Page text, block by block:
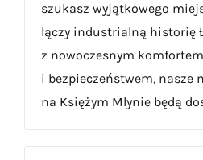
szukasz wyjątkowego
łączy industrialną historię
z nowoczesnym komfortem
i bezpieczeństwem, nasze
na Księżym Młynie będą